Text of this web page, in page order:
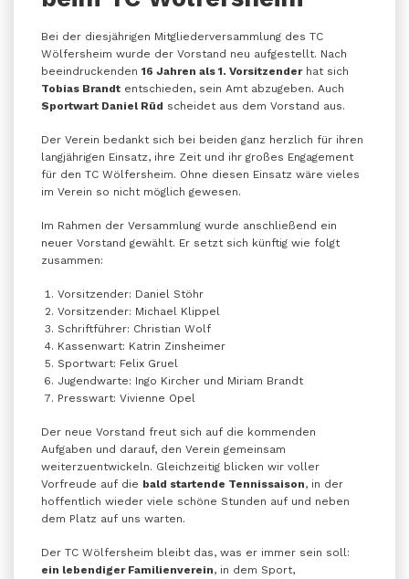
Bei der diesjährigen Mitgliederversammlung des TC
Wölfersheim wurde der Vorstand neu aufgestellt. Nach
beeindruckenden 16 Jahren als 1. Vorsitzenderhat sich
Tobias Brandt entschieden, sein Amt abzugeben. Auch
Sportwart Daniel Rüd scheidet aus dem Vorstand aus.
Der Verein bedankt sich bei beiden ganz herzlich für ihren
langjährigen Einsatz, ihre Zeit und ihr großes Engagement
für den TC Wölfersheim. Ohne diesen Einsatz wäre vieles
im Verein so nicht möglich gewesen.
Im Rahmen der Versammlung wurde anschließend ein
neuer Vorstand gewählt. Er setzt sich künftig wie folgt
zusammen:
Vorsitzender: Daniel Stöhr
Vorsitzender: Michael Klippel
Schriftführer: Christian Wolf
Kassenwart: Katrin Zinsheimer
Sportwart: Felix Gruel
Jugendwarte: Ingo Kircher und Miriam Brandt
Presswart: Vivienne Opel
Der neue Vorstand freut sich auf die kommenden
Aufgaben und darauf, den Verein gemeinsam
weiterzuentwickeln. Gleichzeitig blicken wir voller
Vorfreude auf die bald startende Tennissaison, in der
hoffentlich wieder viele schöne Stunden auf und neben
dem Platz auf uns warten.
Der TC Wölfersheim bleibt das, was er immer sein soll:
ein lebendiger Familienverein, in dem Sport,